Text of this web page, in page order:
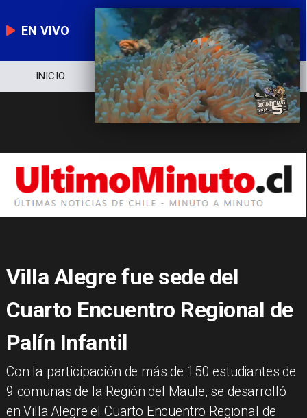
EN VIVO
INICIO NOTICIERO POLÍTICA
Villa Alegre fue sede del
Cuarto Encuentro Regional de
Palín Infantil
​Con la participación de más de 150 estudiantes de
9 comunas de la Región del Maule, se desarrolló
en Villa Alegre el Cuarto Encuentro Regional de